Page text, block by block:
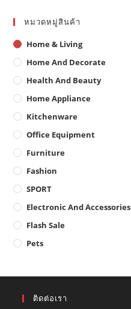
หมวดหมู่สินค้า
Home & Living
Home And Decorate
Health And Beauty
Home Appliance
Kitchenware
Office Equipment
Furniture
Fashion
SPORT
Electronic And Accessories
Flash Sale
Pets
ติดต่อเรา